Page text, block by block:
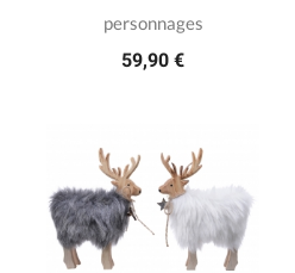
personnages
59,90 €